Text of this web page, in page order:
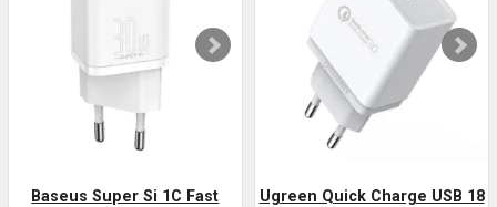
Baseus Super Si 1C Fast
Ugreen Quick Charge USB 18